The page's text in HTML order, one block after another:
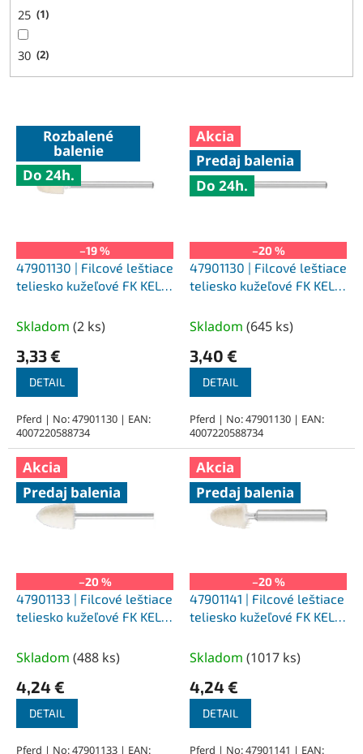
25 1
30 2
V
p
Rozbalené
balenie
Do 24h.
–19 %
47901130 | Filcové leštiace
teliesko kužeľové FK KEL
tvrdé)
Skladom (2 ks)
3,33 €
DETAIL
Pferd | No: 47901130 | EAN:
4007220588734
Akcia
Predaj balenia
Do 24h.
–20 %
47901130 | Filcové leštiace
teliesko kužeľové FK KEL
tvrdé)
Skladom (645 ks)
3,40 €
DETAIL
Pferd | No: 47901130 | EAN:
4007220588734
Akcia
Predaj balenia
–20 %
47901133 | Filcové leštiace
teliesko kužeľové FK KEL
(stredne tvrdé)
Skladom (488 ks)
4,24 €
DETAIL
Pferd | No: 47901133 | EAN:
Akcia
Predaj balenia
–20 %
47901141 | Filcové leštiace
teliesko kužeľové FK KEL
(stredne tvrdé)
Skladom (1017 ks)
4,24 €
DETAIL
Pferd | No: 47901141 | EAN: